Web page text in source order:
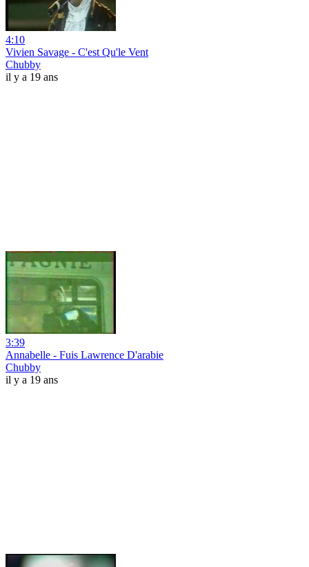
4:10
Vivien Savage - C'est Qu'le Vent
Chubby
il y a 19 ans
3:39
Annabelle - Fuis Lawrence D'arabie
Chubby
il y a 19 ans